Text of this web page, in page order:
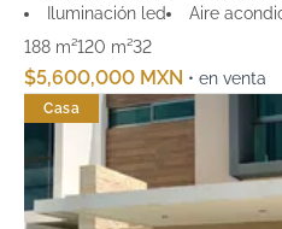
Iluminación led
Aire
188 m²120 m²32
$5,600,000 MXN • en venta
Casa